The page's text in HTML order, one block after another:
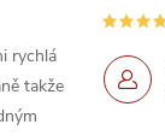
rychlá
takže